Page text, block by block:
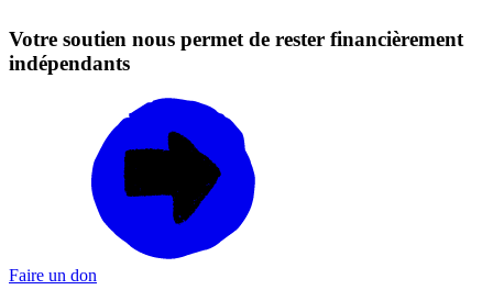
Votre soutien nous permet de rester financièrement
indépendants
Faire un don